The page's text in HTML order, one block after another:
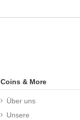
Coins & More
Über uns
Unsere